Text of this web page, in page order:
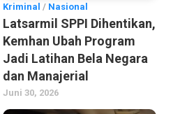
Kriminal / Nasional
Latsarmil SPPI Dihentikan,
Kemhan Ubah Program
Jadi Latihan Bela Negara
dan Manajerial
Juni 30, 2026